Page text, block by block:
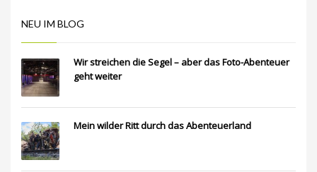
NEU IM BLOG
Wir streichen die Segel – aber das Foto-Abenteuer
geht weiter
Mein wilder Ritt durch das Abenteuerland